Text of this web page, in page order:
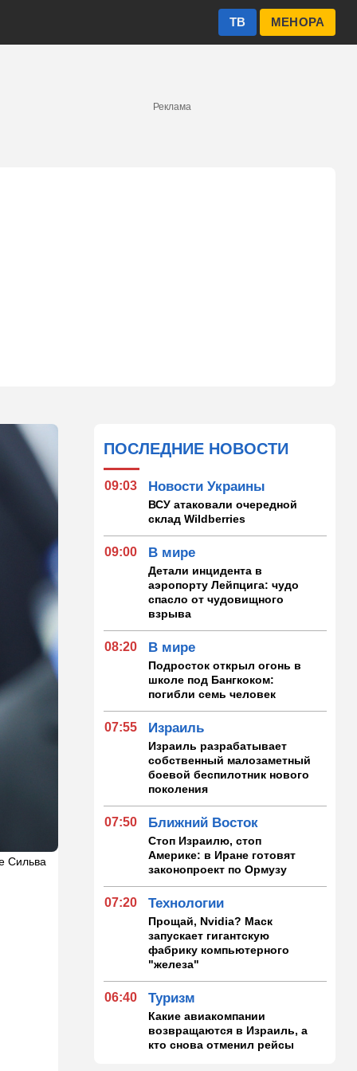
МЕНОРА
ТВ
Реклама
Сильва
ПОСЛЕДНИЕ НОВОСТИ
09:03 Новости Украины
ВСУ атаковали очередной
склад Wildberries
09:00 В мире
Детали инцидента в
аэропорту Лейпцига: чудо
спасло от чудовищного
взрыва
08:20 В мире
Подросток открыл огонь в
школе под Бангкоком:
погибли семь человек
07:55 Израиль
Израиль разрабатывает
собственный малозаметный
боевой беспилотник нового
поколения
07:50 Ближний Восток
Стоп Израилю, стоп
Америке: в Иране готовят
законопроект по Ормузу
07:20 Технологии
Прощай, Nvidia? Маск
запускает гигантскую
фабрику компьютерного
"железа"
06:40 Туризм
Какие авиакомпании
возвращаются в Израиль, а
кто снова отменил рейсы